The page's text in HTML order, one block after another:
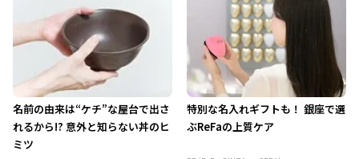
名前の由来は“ケチ”な屋台で出さ
れるから!? 意外と知らない丼のヒ
ミツ
特別な名入れギフトも！ 銀座で選
ぶReFaの上質ケア